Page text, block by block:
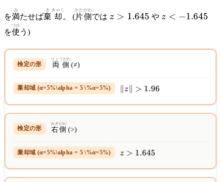
を満
み
たせば棄
き
却
きゃく
。 (片側
かたがわ
では z >
z > 1.645 や z <
z < −1.645
を使
つか
う)
両側
りょうがわ
(≠)
\|z\|
>
1.96
∥z∥ > 1.96
右側
みぎがわ
(>)
z >
z > 1.645